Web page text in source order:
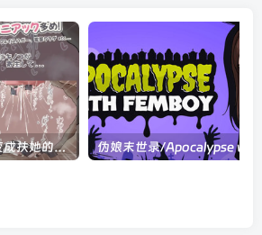
虽然我是因诅咒而变成扶她的雌小鬼修女，但魔物们太淫荡了，根本没法去冒险！/呪いでふたなり化したオホ声シスターの私ですが、魔物がドスケベ過ぎて冒険どころじゃありません！ V1.0|角色扮演|容量1GB|汉化版